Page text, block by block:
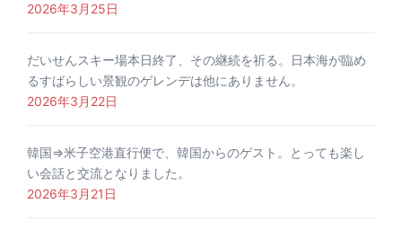
2026年3月25日
だいせんスキー場本日終了、その継続を祈る。日本海が臨め
るすばらしい景観のゲレンデは他にありません。
2026年3月22日
韓国⇒米子空港直行便で、韓国からのゲスト。とっても楽し
い会話と交流となりました。
2026年3月21日